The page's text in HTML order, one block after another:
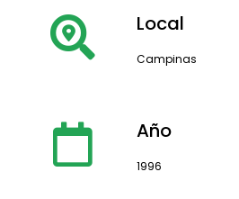
Local
Campinas
Año
1996